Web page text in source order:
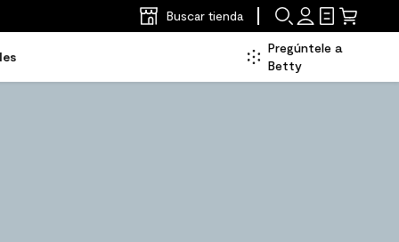
Buscar tienda
Pregúntele a
Betty